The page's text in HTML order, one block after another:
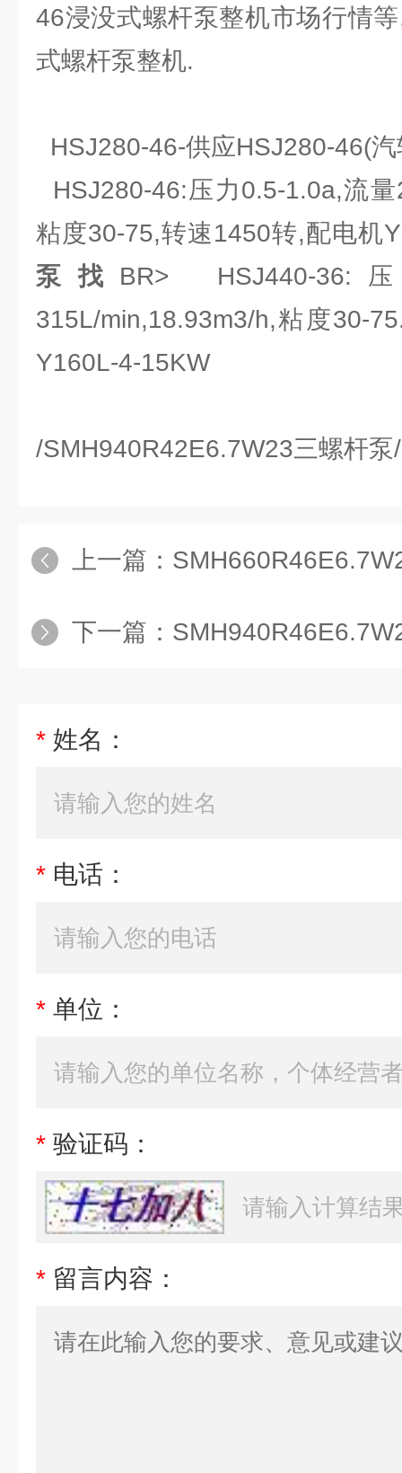
46浸没式螺杆泵整机市场行情
式螺杆泵整机.
HSJ280-46-供应HSJ280-46(
HSJ280-46:压力0.5-1.0a,流
粘度30-75,转速1450转,配电机
泵找 BR> HSJ440-36:
315L/min,18.93m3/h,粘度30-
Y160L-4-15KW
/SMH940R42E6.7W23三螺杆泵
上一篇：
下一篇：
* 姓名：
* 电话：
* 单位：
* 验证码：
* 留言内容：